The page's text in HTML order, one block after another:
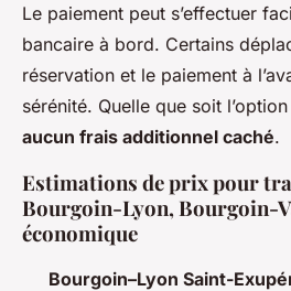
Le paiement peut s’effectuer
bancaire à bord. Certains
réservation et le paiement à
sérénité. Quelle que soit
aucun frais additionnel caché.
Estimations de prix pour
Bourgoin-Lyon, Bourgoin-
économique
Bourgoin–Lyon Saint-